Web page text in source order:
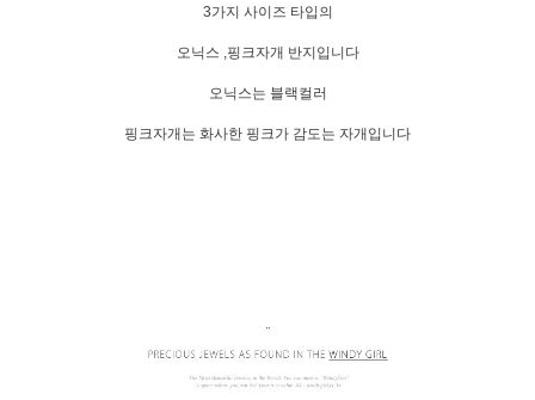
3가지 사이즈 타입의
오닉스 ,핑크자개 반지입니다
오닉스는 블랙컬러
핑크자개는 화사한 핑크가 감도는 자개입니다